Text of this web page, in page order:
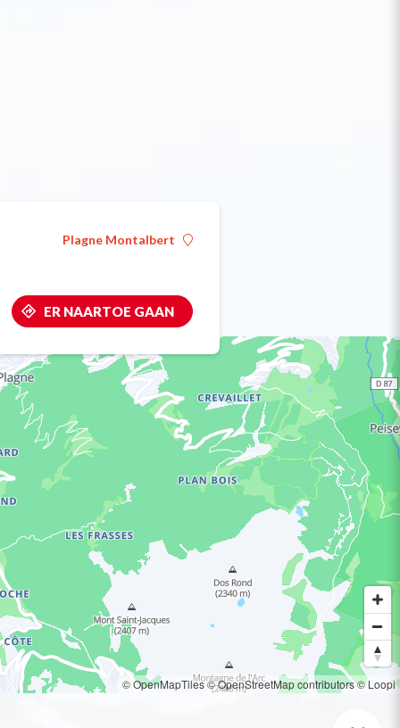
Plagne Montalbert
ER NAARTOE GAAN
© OpenMapTiles© OpenStreetMap contributors© Loopi